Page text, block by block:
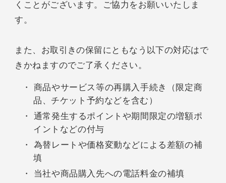
くことがございます。ご協力をお願いいたしま
す。
また、お取引きの保留にともなう以下の対応はで
きかねますのでご了承ください。
商品やサービス等の再購入手続き（限定商
品、チケット予約などを含む）
通常発生するポイントや期間限定の増額ポ
イントなどの付与
為替レートや価格変動などによる差額の補
填
当社や商品購入先への電話料金の補填